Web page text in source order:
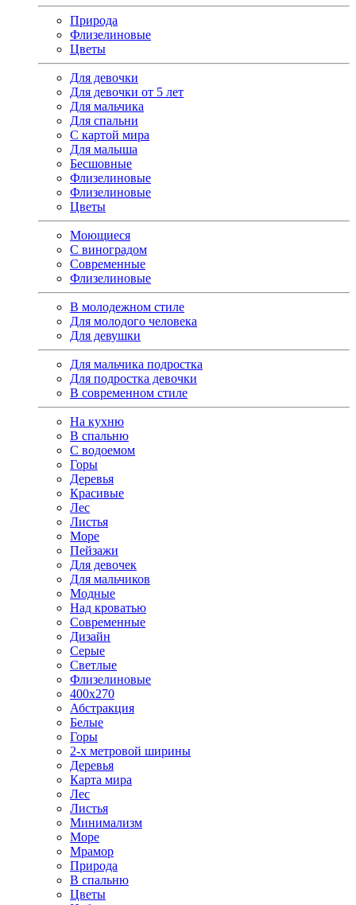
Природа
Флизелиновые
Цветы
Для девочки
Для девочки от 5 лет
Для мальчика
Для спальни
С картой мира
Для малыша
Бесшовные
Флизелиновые
Флизелиновые
Цветы
Моющиеся
С виноградом
Современные
Флизелиновые
В молодежном стиле
Для молодого человека
Для девушки
Для мальчика подростка
Для подростка девочки
В современном стиле
На кухню
В спальню
С водоемом
Горы
Деревья
Красивые
Лес
Листья
Море
Пейзажи
Для девочек
Для мальчиков
Модные
Над кроватью
Современные
Дизайн
Серые
Светлые
Флизелиновые
400х270
Абстракция
Белые
Горы
2-х метровой ширины
Деревья
Карта мира
Лес
Листья
Минимализм
Море
Мрамор
Природа
В спальню
Цветы